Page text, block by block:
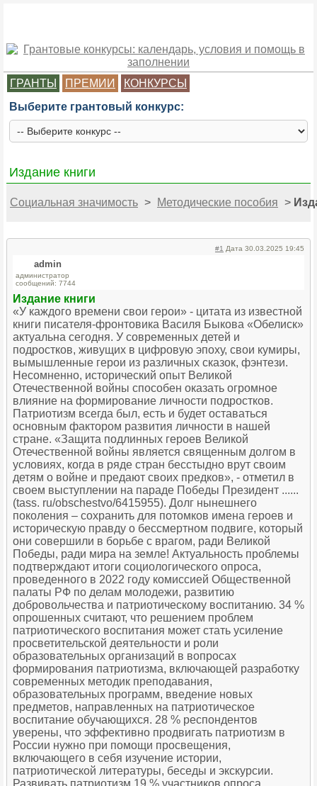
ГРАНТЫ ПРЕМИИ
КОНКУРСЫ
Выберите грантовый конкурс:
Издание книги
Социальная значимость > Методические пособия >
#1 Дата 30.03.2025 19:45
admin
администратор
сообщений: 7744
Издание книги
«У каждого времени свои герои» - цитата из известной
книги писателя-фронтовика Василя Быкова «Обелиск»
актуальна сегодня. У современных детей и
подростков, живущих в цифровую эпоху, свои кумиры,
вымышленные герои из различных сказок, фэнтези.
Несомненно, исторический опыт Великой
Отечественной войны способен оказать огромное
влияние на формирование личности подростков.
Патриотизм всегда был, есть и будет оставаться
основным фактором развития личности в нашей
стране. «Защита подлинных героев Великой
Отечественной войны является священным долгом в
условиях, когда в ряде стран бесстыдно врут своим
детям о войне и предают своих предков», - отметил в
своем выступлении на параде Победы Президент ......
(tass. ru/obschestvo/6415955). Долг нынешнего
поколения – сохранить для потомков имена героев и
историческую правду о бессмертном подвиге, который
они совершили в борьбе с врагом, ради Великой
Победы, ради мира на земле! Актуальность проблемы
подтверждают итоги социологического опроса,
проведенного в 2022 году комиссией Общественной
палаты РФ по делам молодежи, развитию
добровольчества и патриотическому воспитанию. 34 %
опрошенных считают, что решением проблем
патриотического воспитания может стать усиление
просветительской деятельности и роли
образовательных организаций в вопросах
формирования патриотизма, включающей разработку
современных методик преподавания,
образовательных программ, введение новых
предметов, направленных на патриотическое
воспитание обучающихся. 28 % респондентов
уверены, что эффективно продвигать патриотизм в
России нужно при помощи просвещения,
включающего в себя изучение истории,
патриотической литературы, беседы и экскурсии.
Развивать патриотизм 19 % участников опроса